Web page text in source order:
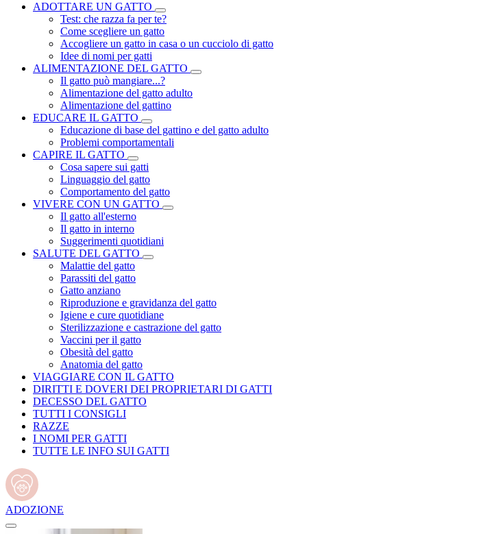
ADOTTARE UN GATTO
Test: che razza fa per te?
Come scegliere un gatto
Accogliere un gatto in casa o un cucciolo di gatto
Idee di nomi per gatti
ALIMENTAZIONE DEL GATTO
Il gatto può mangiare...?
Alimentazione del gatto adulto
Alimentazione del gattino
EDUCARE IL GATTO
Educazione di base del gattino e del gatto adulto
Problemi comportamentali
CAPIRE IL GATTO
Cosa sapere sui gatti
Linguaggio del gatto
Comportamento del gatto
VIVERE CON UN GATTO
Il gatto all'esterno
Il gatto in interno
Suggerimenti quotidiani
SALUTE DEL GATTO
Malattie del gatto
Parassiti del gatto
Gatto anziano
Riproduzione e gravidanza del gatto
Igiene e cure quotidiane
Sterilizzazione e castrazione del gatto
Vaccini per il gatto
Obesità del gatto
Anatomia del gatto
VIAGGIARE CON IL GATTO
DIRITTI E DOVERI DEI PROPRIETARI DI GATTI
DECESSO DEL GATTO
TUTTI I CONSIGLI
RAZZE
I NOMI PER GATTI
TUTTE LE INFO SUI GATTI
ADOZIONE